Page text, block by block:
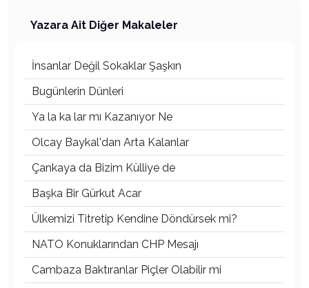
Yazara Ait Diğer Makaleler
İnsanlar Değil Sokaklar Şaşkın
Bugünlerin Dünleri
Ya la ka lar mı Kazanıyor Ne
Olcay Baykal'dan Arta Kalanlar
Çankaya da Bizim Külliye de
Başka Bir Gürkut Acar
Ülkemizi Titretip Kendine Döndürsek mi?
NATO Konuklarından CHP Mesajı
Cambaza Baktıranlar Piçler Olabilir mi